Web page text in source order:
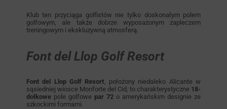
Klub ten przyciąga golfistów nie tylko doskonałym polem
golfowym, ale także dobrze wyposażonym zapleczem
treningowym i ekskluzywną atmosferą.
Font del Llop Golf Resort
Font del Llop Golf Resort, położony niedaleko Alicante w
sąsiedniej wiosce Monforte del Cid, to charakterystyczne 18-
dołkowepole golfowe par 72 o amerykańskim designie ze
szkockimi formami.